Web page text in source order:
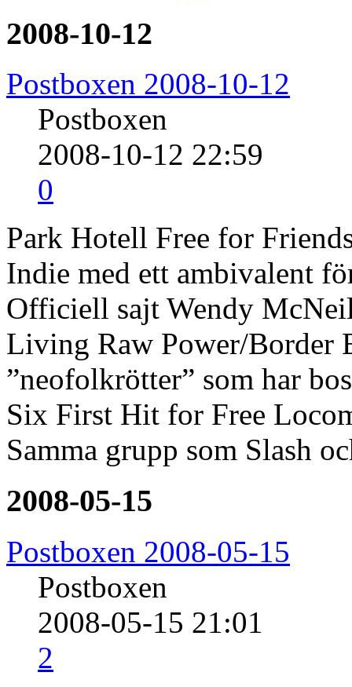
2008-10-12
Postboxen 2008-10-12
Postboxen
2008-10-12 22:59
0
Park Hotell Free for
Indie med ett ambivalent
Officiell sajt Wendy
Living Raw Power/Border
”neofolkrötter” som har
Six First Hit for Free
Samma grupp som Slash
2008-05-15
Postboxen 2008-05-15
Postboxen
2008-05-15 21:01
2